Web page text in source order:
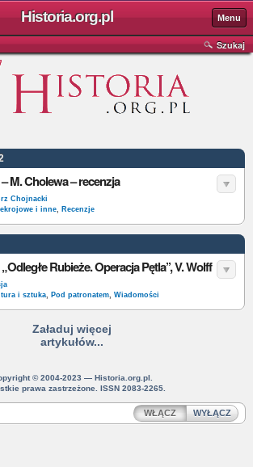
Historia.org.pl Menu
Szukaj
M. Cholewa – recenzja
Chojnacki
i inne, Recenzje
Rubieże. Operacja Pętla’’, V. Wolff
i sztuka, Pod patronatem, Wiadomości
Załaduj więcej
artykułów...
© 2004-2023 — Historia.org.pl.
prawa zastrzeżone. ISSN 2083-2265.
WŁĄCZ WYŁĄCZ